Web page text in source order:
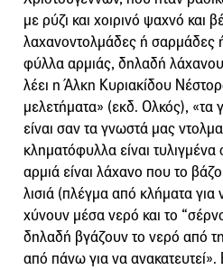
με ρύζι και χοιρινό ψαχνό και
λαχανοντολμάδες ή σαρμάδες
φύλλα αρμιάς, δηλαδή
λέει η Άλκη Κυριακίδου
μελετήματα» (εκδ. Ολκός), «τα
είναι σαν τα γνωστά μας
κληματόφυλλα είναι
αρμιά είναι λάχανο που το
λισιά (πλέγμα από κλήματα για
χύνουν μέσα νερό και το
δηλαδή βγάζουν το νερό από
από πάνω για να ανακατευτεί».